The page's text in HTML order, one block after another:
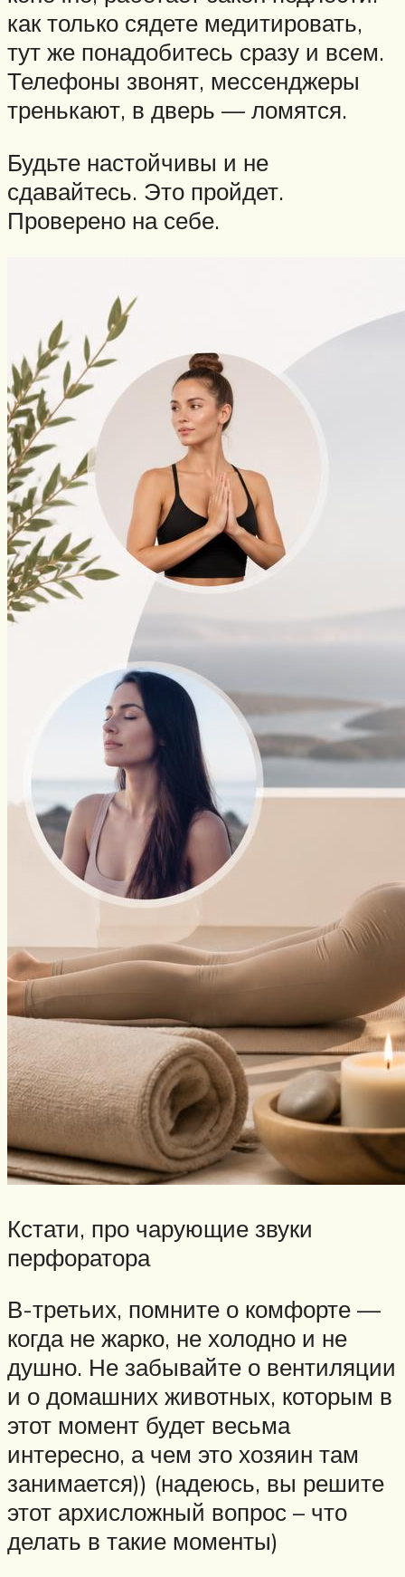
как только сядете медитировать,
тут же понадобитесь сразу и всем.
Телефоны звонят, мессенджеры
тренькают, в дверь — ломятся.
Будьте настойчивы и не
сдавайтесь. Это пройдет.
Проверено на себе.
Кстати, про чарующие звуки
перфоратора
В-третьих, помните о комфорте —
когда не жарко, не холодно и не
душно. Не забывайте о вентиляции
и о домашних животных, которым в
этот момент будет весьма
интересно, а чем это хозяин там
занимается)) (надеюсь, вы решите
этот архисложный вопрос – что
делать в такие моменты)